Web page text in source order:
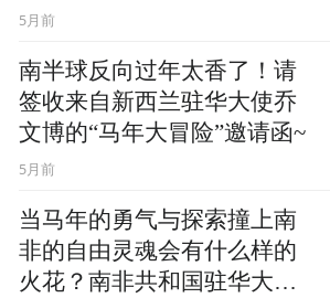
温度！
5月前
南半球反向过年太香了！请
签收来自新西兰驻华大使乔
文博的“马年大冒险”邀请函~
5月前
当马年的勇气与探索撞上南
非的自由灵魂会有什么样的
火花？南非共和国驻华大使